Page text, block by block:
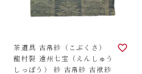
茶道具 古帛紗（こぶくさ）
龍村裂 遠州七宝（えんしゅう
しっぽう） 紗 古帛紗 古袱紗